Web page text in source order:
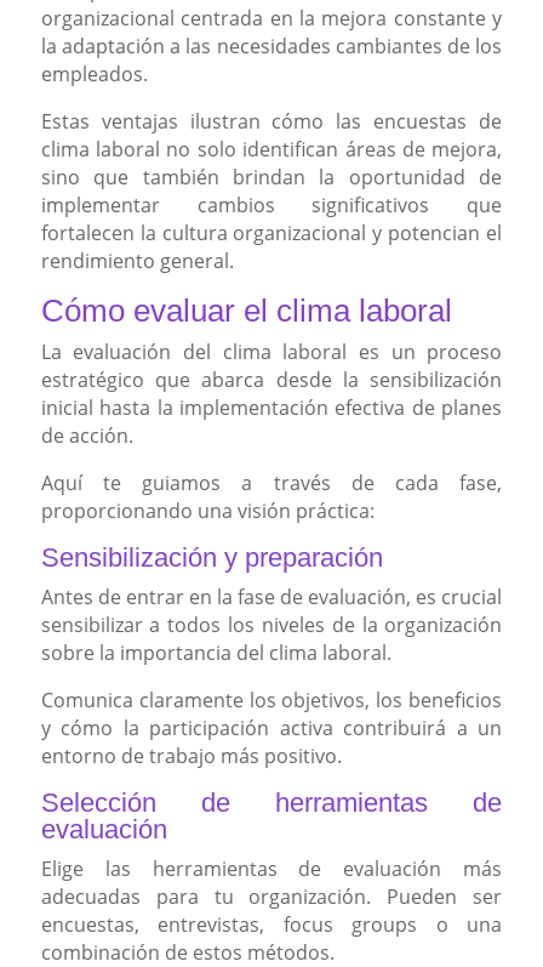
organizacional centrada en la mejora constante y
la adaptación a las necesidades cambiantes de los
empleados.
Estas ventajas ilustran cómo las encuestas de
clima laboral no solo identifican áreas de mejora,
sino que también brindan la oportunidad de
implementar cambios significativos que
fortalecen la cultura organizacional y potencian el
rendimiento general.
Cómo evaluar el clima laboral
La evaluación del clima laboral es un proceso
estratégico que abarca desde la sensibilización
inicial hasta la implementación efectiva de planes
de acción.
Aquí te guiamos a través de cada fase,
proporcionando una visión práctica:
Sensibilización y preparación
Antes de entrar en la fase de evaluación, es crucial
sensibilizar a todos los niveles de la organización
sobre la importancia del clima laboral.
Comunica claramente los objetivos, los beneficios
y cómo la participación activa contribuirá a un
entorno de trabajo más positivo.
Selección de herramientas de
evaluación
Elige las herramientas de evaluación más
adecuadas para tu organización. Pueden ser
encuestas, entrevistas, focus groups o una
combinación de estos métodos.